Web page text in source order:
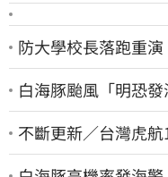
防大學校長落跑重
白海豚颱風「明恐
不斷更新／台灣虎